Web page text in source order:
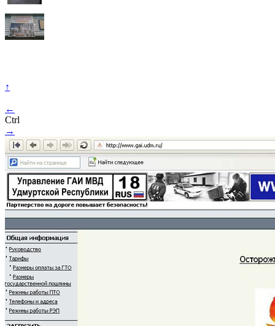
↑
←
Ctrl
→